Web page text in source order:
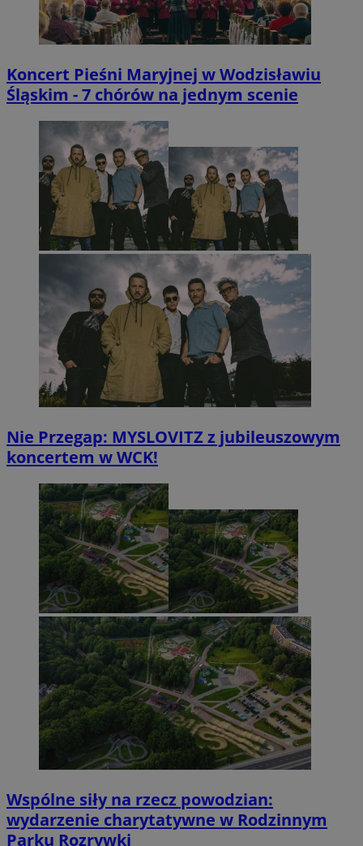
Koncert Pieśni Maryjnej w Wodzisławiu
Śląskim - 7 chórów na jednym scenie
Nie Przegap: MYSLOVITZ z jubileuszowym
koncertem w WCK!
Wspólne siły na rzecz powodzian:
wydarzenie charytatywne w Rodzinnym
Parku Rozrywki